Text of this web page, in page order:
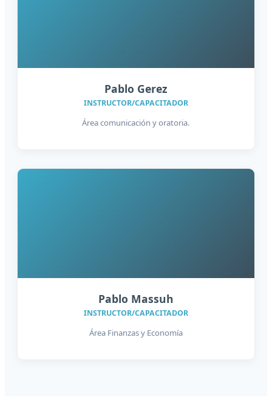
Pablo Gerez
INSTRUCTOR/CAPACITADOR
Área comunicación y oratoria.
Pablo Massuh
INSTRUCTOR/CAPACITADOR
Área Finanzas y Economía